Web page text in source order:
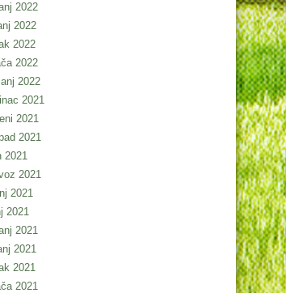
2022
2022
2022
2022
2022
2021
2021
2021
2021
2021
2021
2021
2021
2021
2021
2021